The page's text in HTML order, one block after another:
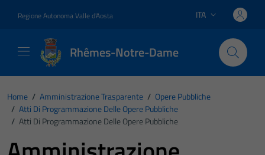
Regione Autonoma Valle d'Aosta Lingua attiva:
ITA
Rhêmes-Notre-Dame
Home / Amministrazione Trasparente / Opere Pubbliche
/ Atti Di Programmazione Delle Opere Pubbliche
/ Atti Di Programmazione Delle Opere Pubbliche